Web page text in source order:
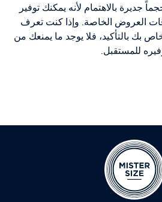
جديرة بالاهتمام لأنه يمكنك توفير
العروض الخاصة. وإذا كنت تعرف
بك بالتأكيد، فلا يوجد ما يمنعك من
للمستقبل.